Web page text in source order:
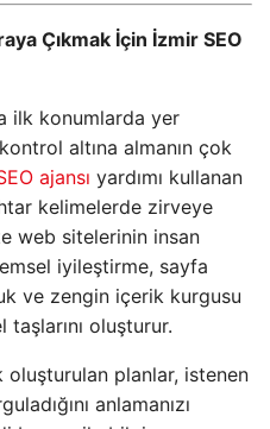
Çıkmak İçin İzmir SEO
ilk konumlarda yer
altına almanın çok
ajansı yardımı kullanan
kelimelerde zirveye
web sitelerinin insan
iyileştirme, sayfa
ve zengin içerik kurgusu
oluşturur.
planlar, istenen
anlamanızı